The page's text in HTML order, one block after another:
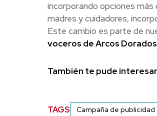
incorporando opciones
madres y cuidadores,
Este cambio es parte de
voceros de Arcos
También te pude
TAGS Campaña de publicidad